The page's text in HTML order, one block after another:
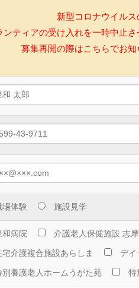
新型コロナウイルス
ンティアの受け入れを一時中止さ
募集再開の際はこちらでお知
場体験 施設見学
和病院 介護老人保健施設 志
宅介護複合施設あらしま デイ
別養護老人ホームうがた苑 特